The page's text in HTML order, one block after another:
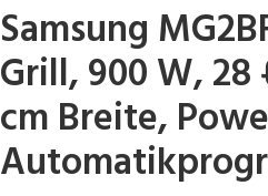
Samsung
Grill, 900 W, 28
cm Breite,